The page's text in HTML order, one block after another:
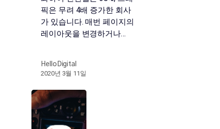
픽은 무려 4배 증가한 회사
가 있습니다. 매번 페이지의
레이아웃을 변경하거나…
HelloDigital
2020년 3월 11일